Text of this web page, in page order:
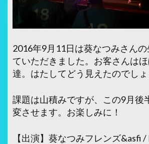
2016年9月11日は葵なつみさん
ていただきました。お客さんは
達。はたしてどう見えたのでしょ
課題は山積みですが、この9月後
変させます。お楽しみに！
【出演】葵なつみフレンズ&asfi /